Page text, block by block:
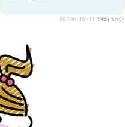
2016-05-11 19時55分